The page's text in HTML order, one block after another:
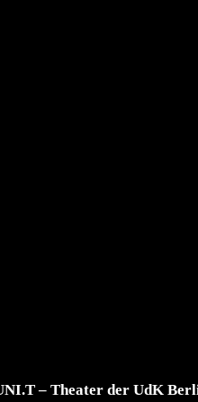
– Theater der UdK